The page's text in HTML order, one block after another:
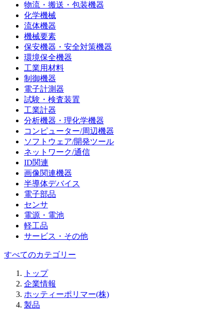
物流・搬送・包装機器
化学機械
流体機器
機械要素
保安機器・安全対策機器
環境保全機器
工業用材料
制御機器
電子計測器
試験・検査装置
工業計器
分析機器・理化学機器
コンピューター/周辺機器
ソフトウェア/開発ツール
ネットワーク/通信
ID関連
画像関連機器
半導体デバイス
電子部品
センサ
電源・電池
軽工品
サービス・その他
すべてのカテゴリー
トップ
企業情報
ホッティーポリマー(株)
製品